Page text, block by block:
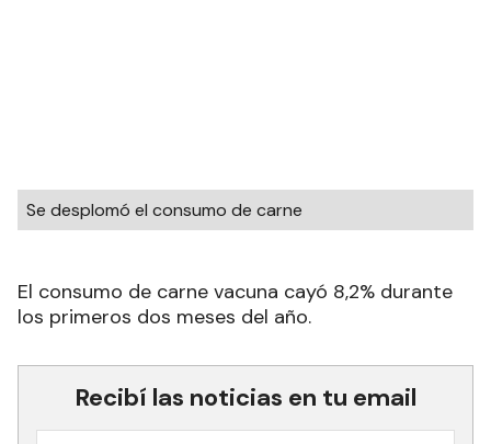
Se desplomó el consumo de carne
El consumo de carne vacuna cayó 8,2% durante
los primeros dos meses del año.
Recibí las noticias en tu email